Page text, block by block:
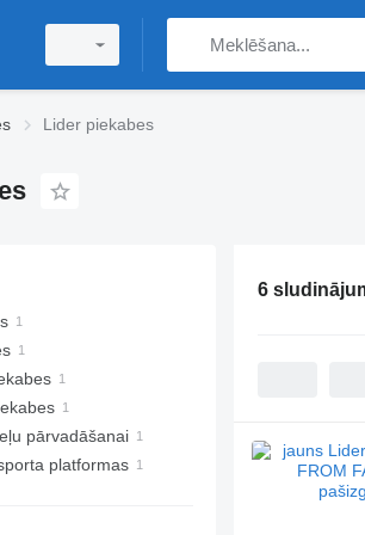
Lider piekabes
pārvadāšanai
platformas
6